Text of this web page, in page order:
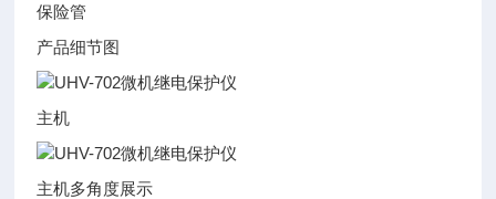
保险管
产品细节图
主机
主机多角度展示